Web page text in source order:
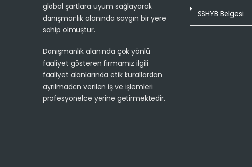
global şartlara uyum sağlayarak
danışmanlık alanında saygın bir yere
sahip olmuştur.
Danışmanlık alanında çok yönlü
faaliyet gösteren firmamız ilgili
faaliyet alanlarında etik kurallardan
ayrılmadan verilen iş ve işlemleri
profesyonelce yerine getirmektedir.
SSHYB Belgesi